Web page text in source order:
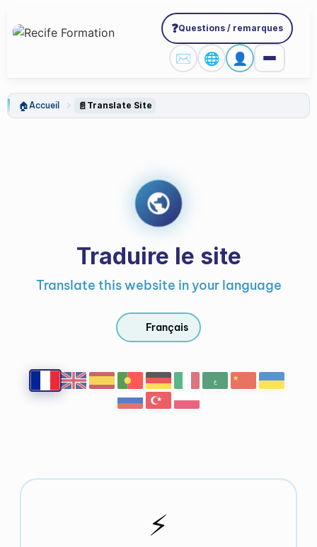
❓Questions / remarques
✉️ 🌐 👤
🏠Accueil 📄 Translate Site
Traduire le site
Translate this website in your language
Français
ع
⚡